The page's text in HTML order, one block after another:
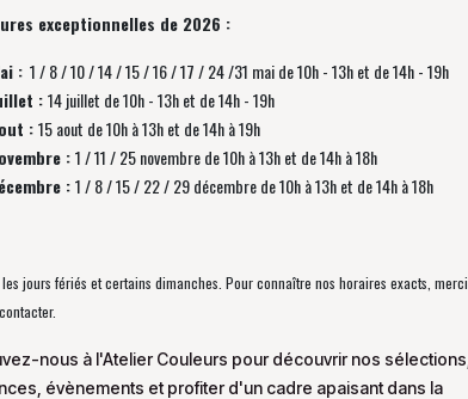
exceptionnelles de 2026 :
: 1 / 8 / 10 / 14 / 15 / 16 / 17 / 24 /31 mai de 10h - 13h et de 14h - 19h
:14 juillet de 10h - 13h et de 14h - 19h
:15 aout de 10h à 13h et de 14h à 19h
:1 / 11 / 25 novembre de10h à 13h et de 14h à 18h
:1 / 8 / 15 / 22 / 29 décembrede10h à 13h et de 14h à 18h
les jours fériés et certains dimanches. Pour connaître nos horaires exacts, merci
nous à l'Atelier Couleurs pour découvrir nos sélections,
évènements et profiter d'un cadre apaisant dans la